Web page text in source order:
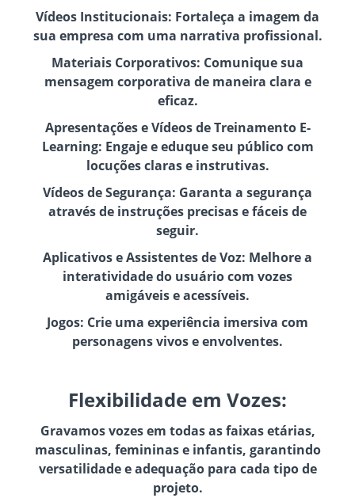
Vídeos Institucionais: Fortaleça a imagem da
sua empresa com uma narrativa profissional.
Materiais Corporativos: Comunique sua
mensagem corporativa de maneira clara e
eficaz.
Apresentações e Vídeos de Treinamento E-
Learning: Engaje e eduque seu público com
locuções claras e instrutivas.
Vídeos de Segurança: Garanta a segurança
através de instruções precisas e fáceis de
seguir.
Aplicativos e Assistentes de Voz: Melhore a
interatividade do usuário com vozes
amigáveis e acessíveis.
Jogos: Crie uma experiência imersiva com
personagens vivos e envolventes.
Flexibilidade em Vozes:
Gravamos vozes em todas as faixas etárias,
masculinas, femininas e infantis, garantindo
versatilidade e adequação para cada tipo de
projeto.